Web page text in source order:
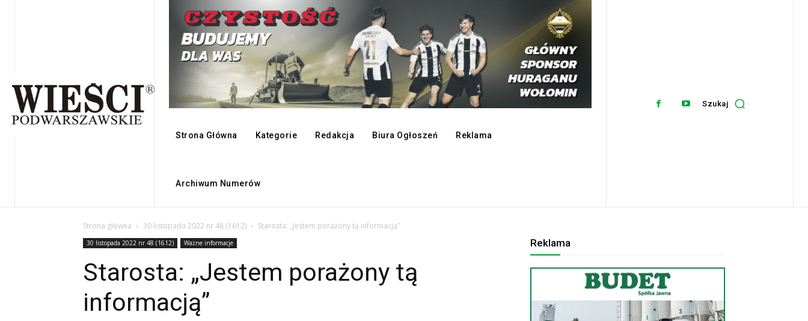
Strona Główna Kategorie Redakcja Biura Ogłoszeń Reklama
Archiwum Numerów
Szukaj
Strona główna 30 listopada 2022 nr 48 (1612) Starosta: „Jestem porażony tą informacją”
30 listopada 2022 nr 48 (1612) Ważne informacje
Starosta: „Jestem porażony tą
informacją”
Reklama